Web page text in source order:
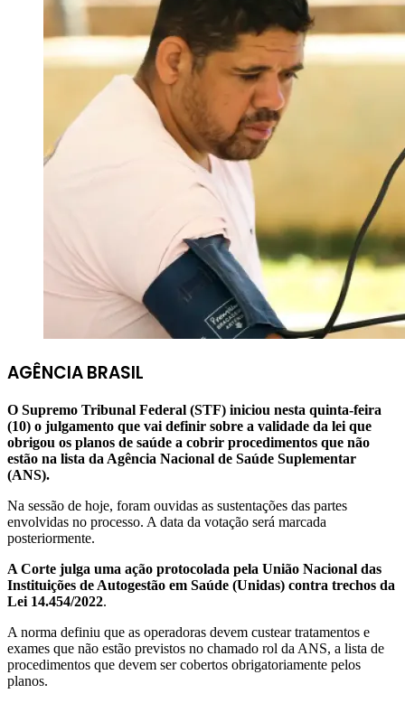
AGÊNCIA BRASIL
O Supremo Tribunal Federal (STF) iniciou nesta quinta-feira
(10) o julgamento que vai definir sobre a validade da lei que
obrigou os planos de saúde a cobrir procedimentos que não
estão na lista da Agência Nacional de Saúde Suplementar
(ANS).
Na sessão de hoje, foram ouvidas as sustentações das partes
envolvidas no processo. A data da votação será marcada
posteriormente.
A Corte julga uma ação protocolada pela União Nacional das
Instituições de Autogestão em Saúde (Unidas) contra trechos da
Lei 14.454/2022.
A norma definiu que as operadoras devem custear tratamentos e
exames que não estão previstos no chamado rol da ANS, a lista de
procedimentos que devem ser cobertos obrigatoriamente pelos
planos.